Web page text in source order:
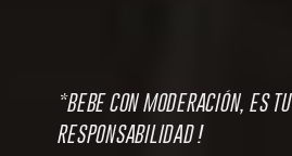
*BEBE CON MODERACIÓN, ES TU
RESPONSABILIDAD !